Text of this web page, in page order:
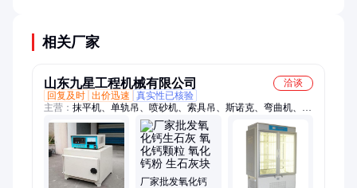
相关厂家
山东九星工程机械有限公司
洽谈
回复及时 出价迅速
真实性已核验
主营： 抹平机、单轨吊、喷砂机、索具吊、斯诺克、弯曲机、抛
丸机、凿岩机、改锚机、弧焊机、止回阀、推雪板、台球桌、除
雪板、分切机、过滤器、卷板机、搅拌机、卷圆机、养护室、传
感器、钻机
厂家批发氧化钙